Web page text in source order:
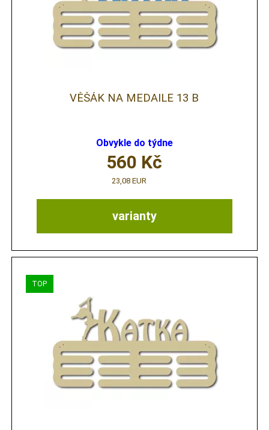
VĚŠÁK NA MEDAILE 13 B
Obvykle do týdne
varianty
560 Kč
23,08 EUR